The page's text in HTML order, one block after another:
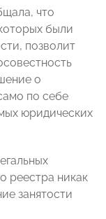
что
были
позволит
о
по себе
юридических
реестра никак
занятости